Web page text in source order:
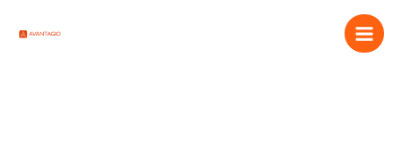
Main
Menu